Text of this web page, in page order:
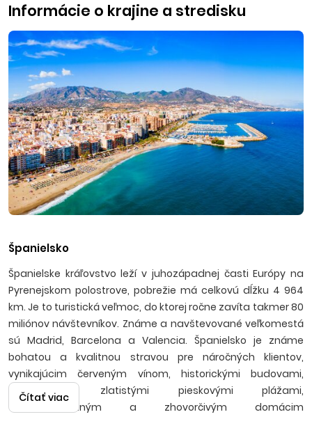
Informácie o krajine a stredisku
Španielsko
Španielske kráľovstvo leží v juhozápadnej časti Európy na
Pyrenejskom polostrove, pobrežie má celkovú dĺžku 4 964
km. Je to turistická veľmoc, do ktorej ročne zavíta takmer 80
miliónov návštevníkov. Známe a navštevované veľkomestá
sú Madrid, Barcelona a Valencia. Španielsko je známe
bohatou a kvalitnou stravou pre náročných klientov,
vynikajúcim červeným vínom, historickými budovami,
pamiatkami, zlatistými pieskovými plážami,
temperamentným a zhovorčivým domácim
Čítať viac